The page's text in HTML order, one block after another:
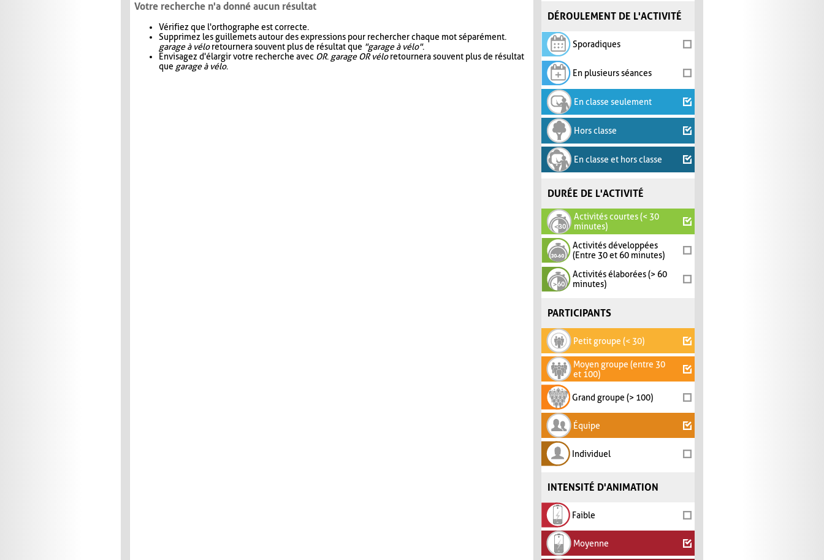
DÉROULEMENT DE L'ACTIVITÉ
Sporadiques
En plusieurs séances
En classe seulement
Hors classe
En classe et hors classe
DURÉE DE L'ACTIVITÉ
Activités courtes (< 30
minutes)
Activités développées
(Entre 30 et 60 minutes)
Activités élaborées (> 60
minutes)
PARTICIPANTS
Petit groupe (< 30)
Moyen groupe (entre 30
et 100)
Grand groupe (> 100)
Équipe
Individuel
INTENSITÉ D'ANIMATION
Faible
Moyenne
Votre recherche n'a donné aucun résultat
Vérifiez que l'orthographe est correcte.
Supprimez les guillemets autour des expressions pour rechercher chaque mot séparément.
garage à véloretournera souvent plus de résultat que "garage à vélo".
Envisagez d'élargir votre recherche avec OR. garage OR véloretournera souvent plus de résultat
que garage à vélo.